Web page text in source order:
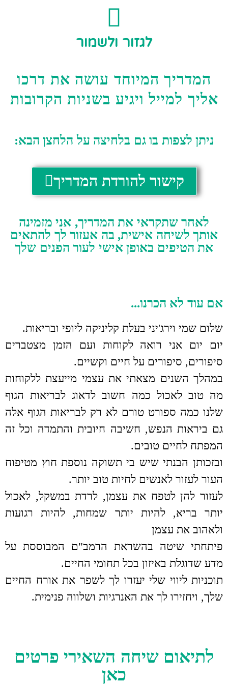
לגזור ולשמור
המדריך המיוחד עושה את דרכו
אליך למייל ויגיע בשניות הקרובות
ניתן לצפות בו גם בלחיצה על הלחצן הבא:
קישור להורדת המדריך
לאחר שתקראי את המדריך, אני מזמינה
אותך לשיחה אישית, בה אעזור לך להתאים
את הטיפים באופן אישי לעור הפנים שלך
אם עוד לא הכרנו...
שלום שמי וירג'יני בעלת קליניקה ליופי ובריאות.
יום יום אני רואה לקוחות ועם הזמן מצטברים
סיפורים, סיפורים על חיים וקשיים.
במהלך השנים מצאתי את עצמי מייעצת ללקוחות
מה טוב לאכול כמה חשוב לדאוג לבריאות הגוף
שלנו כמה ספורט טורם לא רק לבריאות הגוף אלה
גם ביראות הנפש, חשיבה חיובית והתמדה וכל זה
המפתח לחיים טובים.
ובזכותן הבנתי שיש בי תשוקה נוספת חוץ מטיפוח
העור לעזור לאנשים לחיות טוב יותר.
לעזור להן לטפח את עצמן, לרדת במשקל, לאכול
יותר בריא, להיות יותר שמחות, להיות רגועות
ולאהוב את עצמן
פיתחתי שיטה בהשראת הרמב"ם המבוססת על
מדע שדוגלת באיזון בכל תחומי החיים.
תוכניות ליווי שלי יעזרו לך לשפר את אורח החיים
שלך, ויחזירו לך את האנרגיות ושלווה פנימית.
לתיאום שיחה השאירי פרטים
כאן